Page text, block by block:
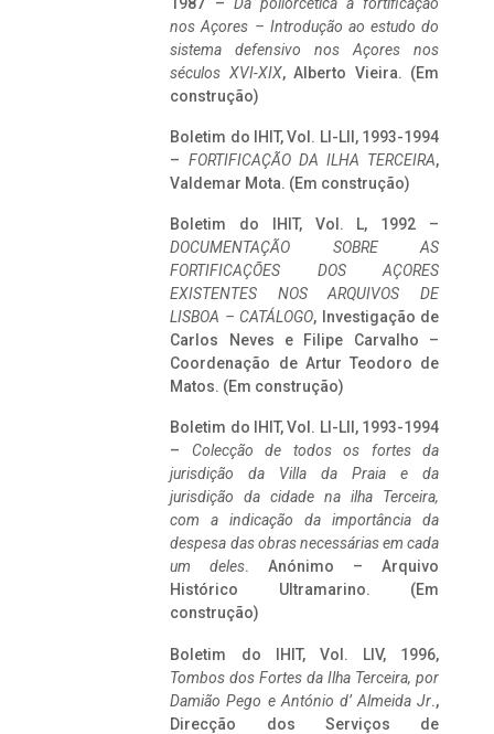
nos Açores – Introdução ao estudo do
sistema defensivo nos Açores nos
séculos XVI-XIX, Alberto Vieira. (Em
construção)
Boletim do IHIT, Vol. LI-LII, 1993-1994
– FORTIFICAÇÃO DA ILHA TERCEIRA,
Valdemar Mota. (Em construção)
Boletim do IHIT, Vol. L, 1992 –
DOCUMENTAÇÃO SOBRE AS
FORTIFICAÇÕES DOS AÇORES
EXISTENTES NOS ARQUIVOS DE
LISBOA – CATÁLOGO, Investigação de
Carlos Neves e Filipe Carvalho –
Coordenação de Artur Teodoro de
Matos. (Em construção)
Boletim do IHIT, Vol. LI-LII, 1993-1994
– Colecção de todos os fortes da
jurisdição da Villa da Praia e da
jurisdição da cidade na ilha Terceira,
com a indicação da importância da
despesa das obras necessárias em cada
um deles. Anónimo – Arquivo
Histórico Ultramarino. (Em
construção)
Boletim do IHIT, Vol. LIV, 1996,
Tombos dos Fortes da Ilha Terceira, por
Damião Pego e António d’ Almeida Jr.,
Direcção dos Serviços de